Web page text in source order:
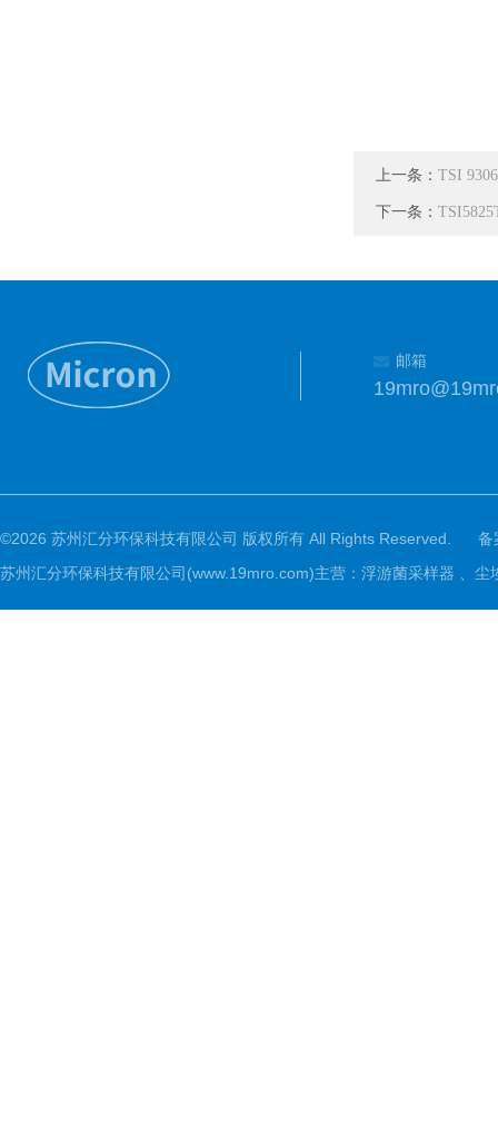
上一条： TSI
下一条：
邮箱
©2026 苏州汇分环保科技有限公司 版权所有 All Rights Reserved.
备
苏州汇分环保科技有限公司(www.19mro.com)主营：浮游菌采样器 、